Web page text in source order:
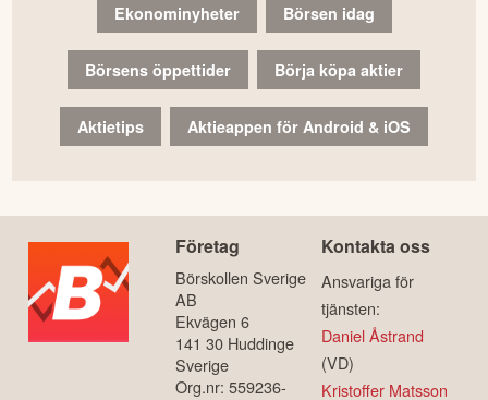
Ekonominyheter Börsen idag
Börsens öppettider Börja köpa aktier
Aktietips Aktieappen för Android & iOS
Företag
Börskollen Sverige
AB
Ekvägen 6
141 30 Huddinge
Sverige
Org.nr: 559236-
Kontakta oss
Ansvariga för
tjänsten:
Daniel Åstrand
(VD)
Kristoffer Matsson